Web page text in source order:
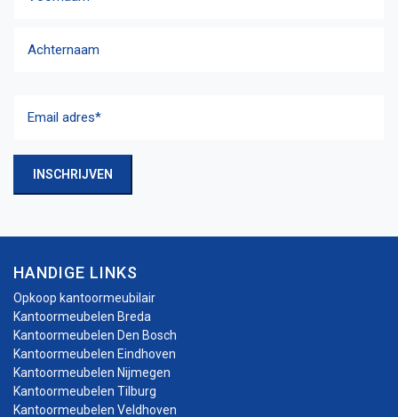
adres(Vereist)
INSCHRIJVEN
HANDIGE LINKS
Opkoop kantoormeubilair
Kantoormeubelen Breda
Kantoormeubelen Den Bosch
Kantoormeubelen Eindhoven
Kantoormeubelen Nijmegen
Kantoormeubelen Tilburg
Kantoormeubelen Veldhoven